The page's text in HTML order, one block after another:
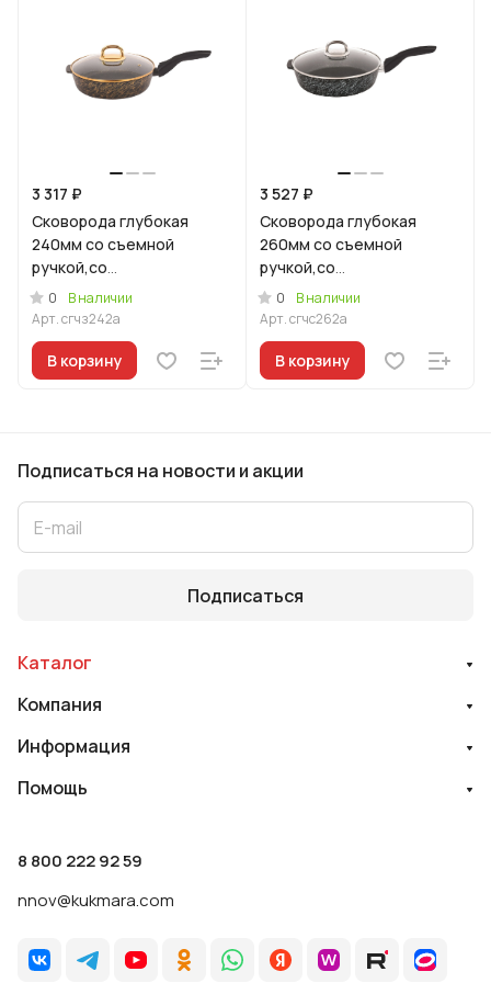
3 317 ₽
Сковорода глубокая
240мм со съемной
ручкой,со
стекл.крышкой,АП линия
"Грация" (черный/золото)
0
В наличии
Арт.сгчз242а
В корзину
3 527 ₽
Сковорода глубокая
260мм со съемной
ручкой,со
стекл.крышкой,АП линия
"Грация" (черный/
серебро)
0
В наличии
Арт.сгчс262а
В корзину
Подписаться на новости и акции
Подписаться
Каталог
Компания
Информация
Помощь
8 800 222 92 59
nnov@kukmara.com